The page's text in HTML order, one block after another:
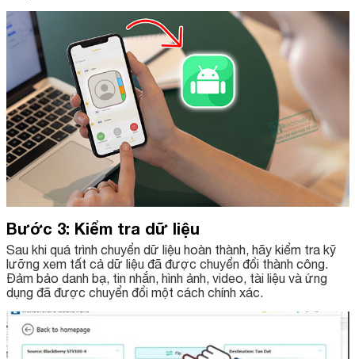
Bước 3: Kiểm tra dữ liệu
Sau khi quá trình chuyển dữ liệu hoàn thành, hãy kiểm tra kỹ
lưỡng xem tất cả dữ liệu đã được chuyển đổi thành công.
Đảm bảo danh bạ, tin nhắn, hình ảnh, video, tài liệu và ứng
dụng đã được chuyển đổi một cách chính xác.